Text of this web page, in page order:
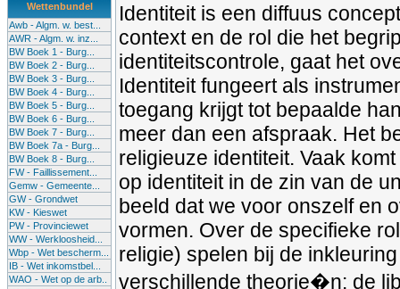
Wettenbundel
Awb - Algm. w. best...
AWR - Algm. w. inz...
BW Boek 1 - Burg...
BW Boek 2 - Burg...
BW Boek 3 - Burg...
BW Boek 4 - Burg...
BW Boek 5 - Burg...
BW Boek 6 - Burg...
BW Boek 7 - Burg...
BW Boek 7a - Burg...
BW Boek 8 - Burg...
FW - Faillissement...
Gemw - Gemeente...
GW - Grondwet
KW - Kieswet
PW - Provinciewet
WW - Werkloosheid...
Wbp - Wet bescherm...
IB - Wet inkomstbel...
WAO - Wet op de arb..
Identiteit is een diffuus
context en de rol die het
identiteitscontrole, gaat het
Identiteit fungeert als
toegang krijgt tot bepaalde
meer dan een afspraak. Het
religieuze identiteit. Vaak
op identiteit in de zin van de
beeld dat we voor onszelf en
vormen. Over de specifieke
religie) spelen bij de
verschillende theorie�n: de